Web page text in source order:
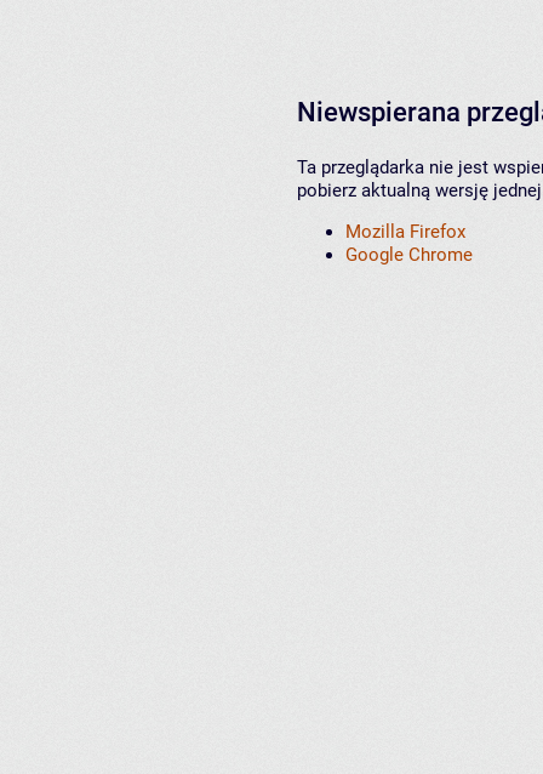
Niewspierana
Ta przeglądarka nie jest
pobierz aktualną wersję
Mozilla Firefox
Google Chrome